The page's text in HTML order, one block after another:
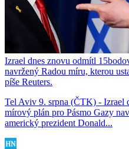
Izrael dnes znovu odmítl
navržený Radou míru, kterou
píše Reuters.
Tel Aviv 9. srpna (ČTK) - Izrael
mírový plán pro Pásmo Gazy
americký prezident Donald...